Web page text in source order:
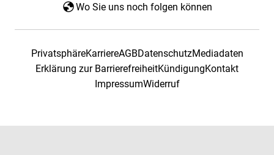
Wo Sie uns noch folgen können
PrivatsphäreKarriereAGBDatenschutzMediadaten
Erklärung zur BarrierefreiheitKündigungKontakt
ImpressumWiderruf